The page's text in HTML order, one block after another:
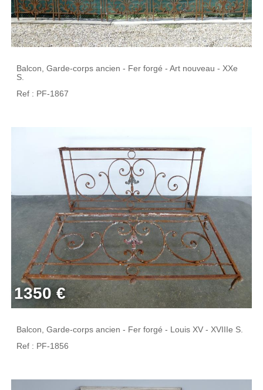
Balcon, Garde-corps ancien - Fer forgé - Art nouveau - XXe
S.
Ref : PF-1867
1350 €
Balcon, Garde-corps ancien - Fer forgé - Louis XV - XVIIIe S.
Ref : PF-1856